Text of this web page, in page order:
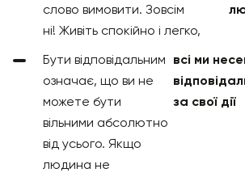
слово вимовити. Зовсім
ні! Живіть спокійно і легко,
Бути відповідальним
означає, що ви не
можете бути
вільними абсолютно
від усього. Якщо
людина не
всі ми
за свої дії